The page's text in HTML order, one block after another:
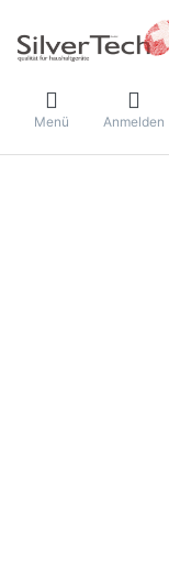
Menü Anmelden